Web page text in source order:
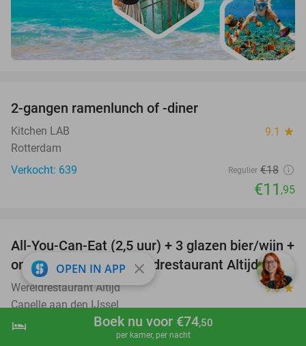
shopping_cart Boek nu
hotel Boek nu voor €74,50
per kamer, per nacht
2-gangen ramenlunch of -diner
Kitchen LAB 9.1 star
Rotterdam
Verkocht: 639
Regulier €18
€11 ,95
21%
All-You-Can-Eat (2,5 uur) + 3 glazen bier/wijn +
onbeperkt fris bij Wereldrestaurant Altijd
Wereldrestaurant Altijd 9.0star
Capelle aan den IJssel
Verkocht: 1.762
OPEN IN APP close